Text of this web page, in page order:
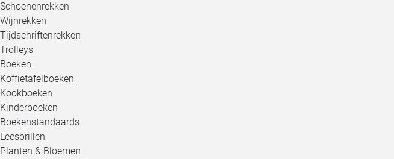
Schoenenrekken
Wijnrekken
Tijdschriftenrekken
Trolleys
Boeken
Koffietafelboeken
Kookboeken
Kinderboeken
Boekenstandaards
Leesbrillen
Planten & Bloemen